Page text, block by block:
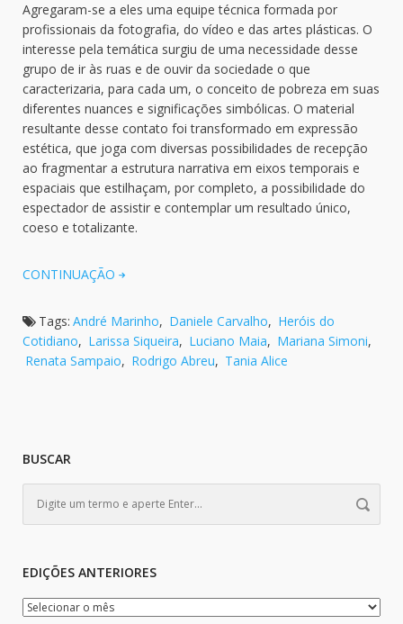
Agregaram-se a eles uma equipe técnica formada por
profissionais da fotografia, do vídeo e das artes plásticas. O
interesse pela temática surgiu de uma necessidade desse
grupo de ir às ruas e de ouvir da sociedade o que
caracterizaria, para cada um, o conceito de pobreza em suas
diferentes nuances e significações simbólicas. O material
resultante desse contato foi transformado em expressão
estética, que joga com diversas possibilidades de recepção
ao fragmentar a estrutura narrativa em eixos temporais e
espaciais que estilhaçam, por completo, a possibilidade do
espectador de assistir e contemplar um resultado único,
coeso e totalizante.
CONTINUAÇÃO
Tags: André Marinho, Daniele Carvalho, Heróis do
Cotidiano, Larissa Siqueira, Luciano Maia, Mariana Simoni,
Renata Sampaio, Rodrigo Abreu, Tania Alice
BUSCAR
EDIÇÕES ANTERIORES